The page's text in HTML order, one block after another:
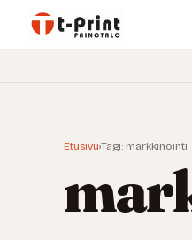
Etusivu›Tagi: markkinointi